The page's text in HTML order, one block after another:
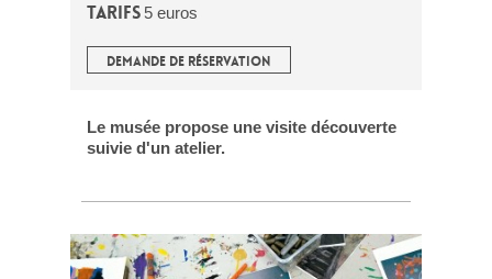
Tarifs 5 euros
DEMANDE DE RÉSERVATION
Le musée propose une visite découverte
suivie d'un atelier.